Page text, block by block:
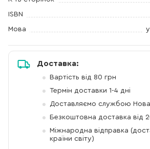
ISBN
Мова
Доставка:
Вартість від 80 грн
Термін доставки 1-4 дні
Доставляємо службою
Безкоштовна доставка від
Міжнародна відправка
країни світу)